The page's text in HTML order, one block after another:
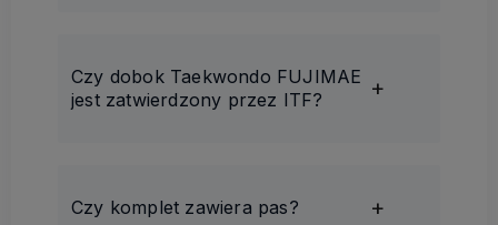
Czy dobok Taekwondo FUJIMAE
jest zatwierdzony przez ITF?
Czy komplet zawiera pas?